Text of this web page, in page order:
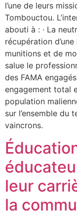
l’une de leurs
Tombouctou.
abouti à : · La
récupération
munitions et de
salue le
des FAMA
engagement total
population
sur l’ensemble
vaincrons.
leur
la